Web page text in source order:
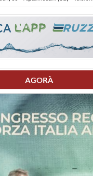
AGORÀ